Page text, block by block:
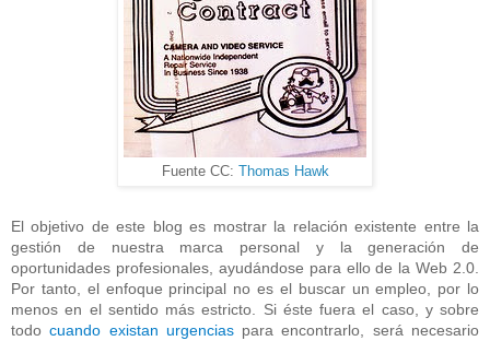
Fuente CC: Thomas Hawk
El objetivo de este blog es mostrar la relación existente entre la
gestión de nuestra marca personal y la generación de
oportunidades profesionales, ayudándose para ello de la Web 2.0.
Por tanto, el enfoque principal no es el buscar un empleo, por lo
menos en el sentido más estricto. Si éste fuera el caso, y sobre
todocuando existan urgenciaspara encontrarlo, será necesario